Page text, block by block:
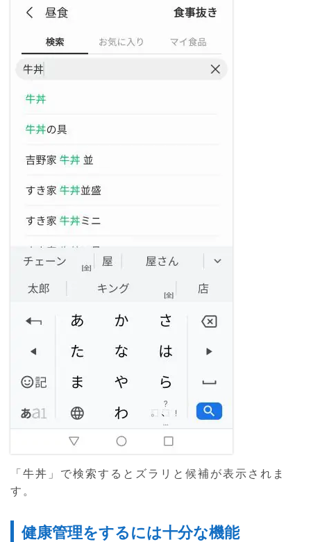
「牛丼」で検索するとズラリと候補が表示されま
す。
健康管理をするには十分な機能